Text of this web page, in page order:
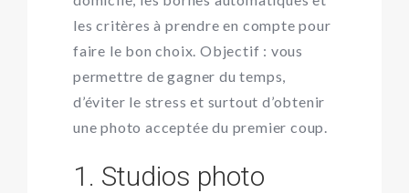
les critères à prendre en compte pour
faire le bon choix. Objectif : vous
permettre de gagner du temps,
d’éviter le stress et surtout d’obtenir
une photo acceptée du premier coup.
1. Studios photo